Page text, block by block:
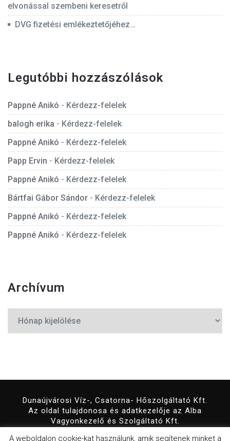
elvonással szembeni keresetről
DVG fizetési emlékeztetőjéhez…
Legutóbbi hozzászólások
Pappné Anikó - Kérdezz-felelek
balogh erika - Kérdezz-felelek
Pappné Anikó - Kérdezz-felelek
Papp Ervin - Kérdezz-felelek
Pappné Anikó - Kérdezz-felelek
Bártfai Gábor Sándor - Kérdezz-felelek
Pappné Anikó - Kérdezz-felelek
Pappné Anikó - Kérdezz-felelek
Archívum
Dunaújvárosi Víz-, Csatorna- Hőszolgáltató Kft.
Az oldal tulajdonosa és adatkezelője az Alba
Vagyonkezelő és Szolgáltató Kft.
A weboldalon cookie-kat használunk, amik segítenek minket a